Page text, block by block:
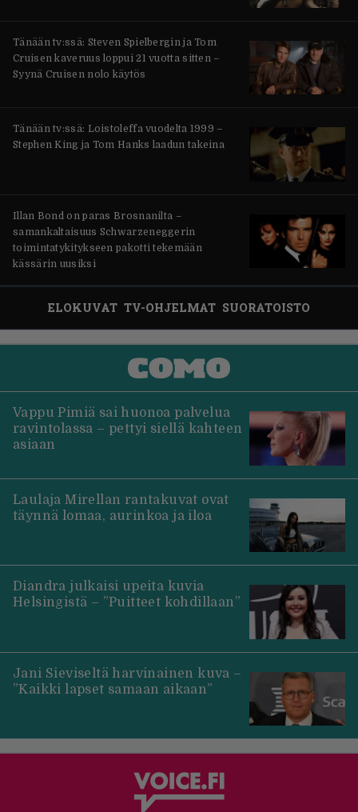
Tänään tv:ssä: Steven Spielbergin ja Tom
Cruisen kaveruus loppui 21 vuotta sitten –
Syynä Cruisen nolo käytös
Tänään tv:ssä: Loistoleffa vuodelta 1999 –
Stephen King ja Tom Hanks laadun takeina
Illan Bond on paras Brosnanilta –
samankaltaisuus Schwarzeneggerin
toimintatykitykseen pakotti tekemään
kässärin uusiksi
ELOKUVAT TV-OHJELMAT SUORATOISTO
Vappu Pimiä sai huonoa palvelua
ravintolassa – pettyi siellä kahteen
asiaan
Laulaja Mirellan rantakuvat ovat
täynnä lomaa, aurinkoa ja iloa
Diandra julkaisi upeita kuvia
Helsingistä – ”Puitteet kohdillaan”
Jani Sieviseltä harvinainen kuva –
”Kaikki lapset samaan aikaan”